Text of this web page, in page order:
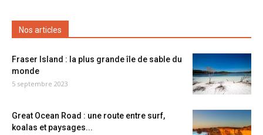
amis
Nos articles
Fraser Island : la plus grande île de sable du
monde
5 septembre 2023
Great Ocean Road : une route entre surf,
koalas et paysages...